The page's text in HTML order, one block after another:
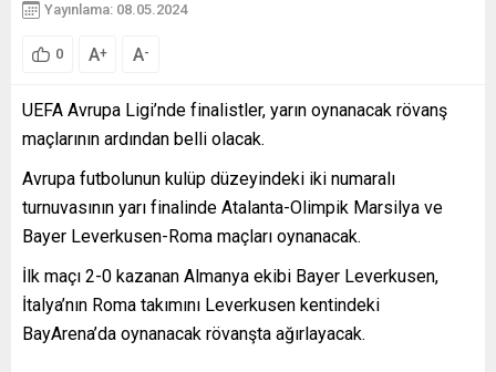
Yayınlama: 08.05.2024
0 A+ A-
UEFA Avrupa Ligi’nde finalistler, yarın oynanacak rövanş
maçlarının ardından belli olacak.
Avrupa futbolunun kulüp düzeyindeki iki numaralı
turnuvasının yarı finalinde Atalanta-Olimpik Marsilya ve
Bayer Leverkusen-Roma maçları oynanacak.
İlk maçı 2-0 kazanan Almanya ekibi Bayer Leverkusen,
İtalya’nın Roma takımını Leverkusen kentindeki
BayArena’da oynanacak rövanşta ağırlayacak.